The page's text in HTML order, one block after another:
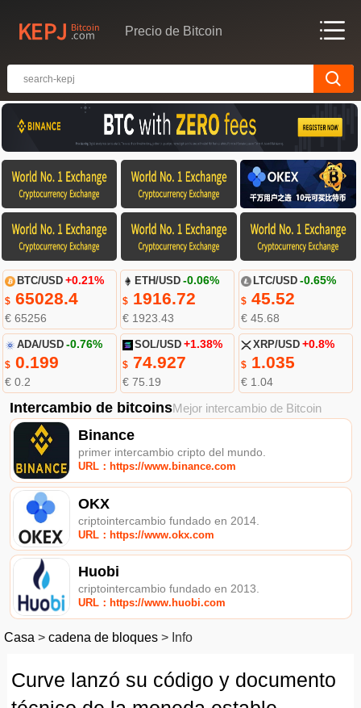
Precio de Bitcoin
BTC/USD +0.21%
$65028.4
€ 65256
ETH/USD -0.06%
$ 1916.72
€ 1923.43
LTC/USD -0.65%
$45.52
€ 45.68
ADA/USD -0.76%
$0.199
€ 0.2
SOL/USD +1.38%
$ 74.927
€ 75.19
XRP/USD +0.8%
$1.035
€ 1.04
Intercambio de bitcoinsMejor intercambio de Bitcoin
Binance
primer intercambio cripto del mundo.
URL：https://www.binance.com
OKX
criptointercambio fundado en 2014.
URL：https://www.okx.com
Huobi
criptointercambio fundado en 2013.
URL：https://www.huobi.com
Casa > cadena de bloques > Info
Curve lanzó su código y documento